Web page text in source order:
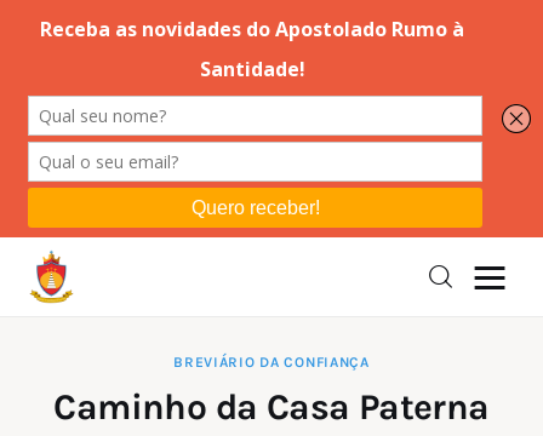
Editorial
Orações
Instruções
Espiritualidade
BREVIÁRIO DA CONFIANÇA
Caminho da Casa Paterna